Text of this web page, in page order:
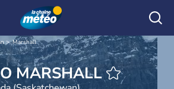
Marshall
METEO MARSHALL